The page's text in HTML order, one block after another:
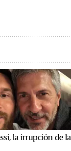
la irrupción de la